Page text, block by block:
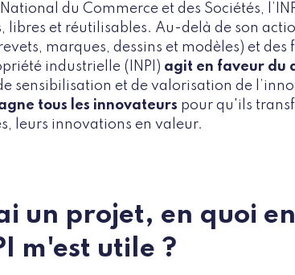
National du Commerce et des Sociétés,
libres et réutilisables. Au-delà de son
marques, dessins et modèles) et
industrielle (INPI) agit en faveur du
sensibilisation et de valorisation de
tous les innovateurs pour qu'ils
leurs innovations en valeur.
un projet, en quoi
m'est utile ?